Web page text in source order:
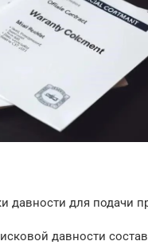
давности для подачи
давности